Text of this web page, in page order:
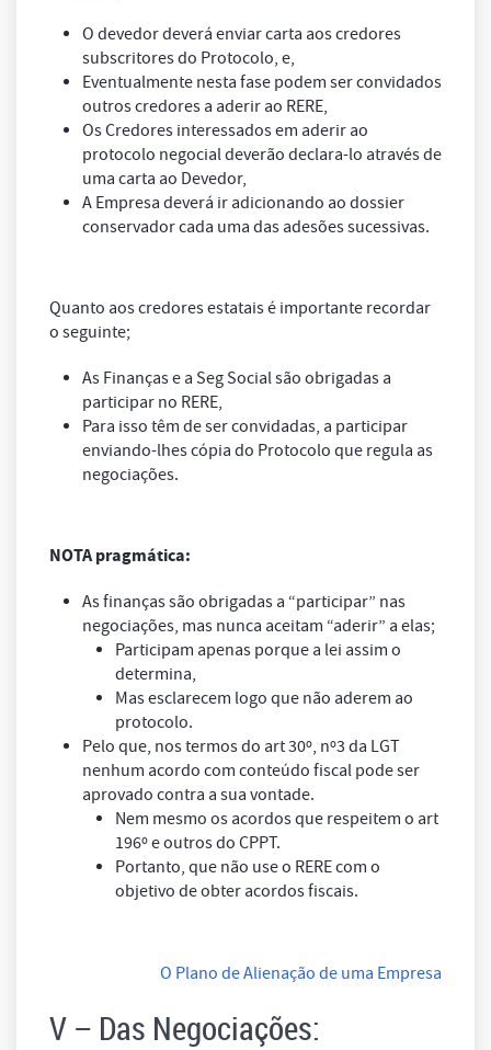
O devedor deverá enviar carta aos credores
subscritores do Protocolo, e,
Eventualmente nesta fase podem ser convidados
outros credores a aderir ao RERE,
Os Credores interessados em aderir ao
protocolo negocial deverão declara-lo através de
uma carta ao Devedor,
A Empresa deverá ir adicionando ao dossier
conservador cada uma das adesões sucessivas.
Quanto aos credores estatais é importante recordar
o seguinte;
As Finanças e a Seg Social são obrigadas a
participar no RERE,
Para isso têm de ser convidadas, a participar
enviando-lhes cópia do Protocolo que regula as
negociações.
NOTA pragmática:
As finanças são obrigadas a “participar” nas
negociações, mas nunca aceitam “aderir” a elas;
Participam apenas porque a lei assim o
determina,
Mas esclarecem logo que não aderem ao
protocolo.
Pelo que, nos termos do art 30º, nº3 da LGT
nenhum acordo com conteúdo fiscal pode ser
aprovado contra a sua vontade.
Nem mesmo os acordos que respeitem o art
196º e outros do CPPT.
Portanto, que não use o RERE com o
objetivo de obter acordos fiscais.
O Plano de Alienação de uma Empresa
V – Das Negociações: